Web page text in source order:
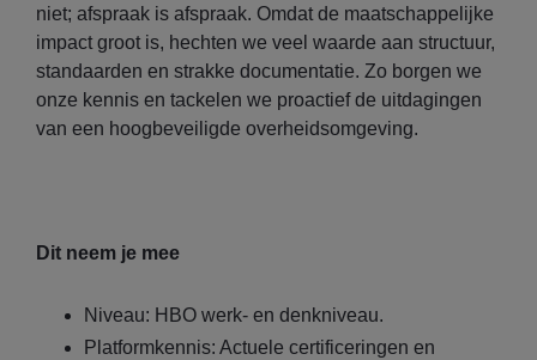
niet; afspraak is afspraak. Omdat de maatschappelijke
impact groot is, hechten we veel waarde aan structuur,
standaarden en strakke documentatie. Zo borgen we
onze kennis en tackelen we proactief de uitdagingen
van een hoogbeveiligde overheidsomgeving.
Dit neem je mee
Niveau: HBO werk- en denkniveau.
Platformkennis: Actuele certificeringen en